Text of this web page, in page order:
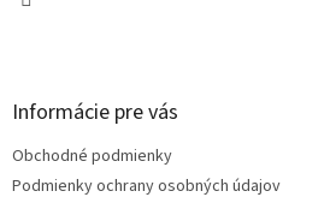
Informácie pre vás
Obchodné podmienky
Podmienky ochrany osobných údajov